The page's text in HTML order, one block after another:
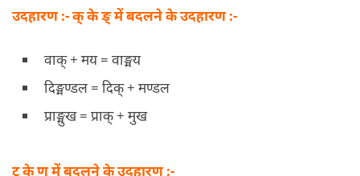
उदहारण :- क् के ङ् में बदलने के उदहारण :-
वाक् + मय = वाङ्मय
दिङ्मण्डल = दिक् + मण्डल
प्राङ्मुख = प्राक् + मुख
ट् के ण् में बदलने के उदहारण :-